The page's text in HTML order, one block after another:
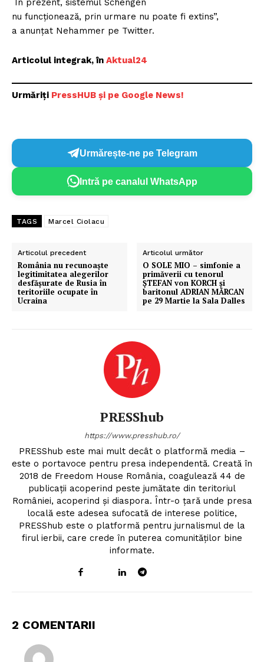
În prezent, sistemul Schengen
nu funcționează, prin urmare nu poate fi extins”,
a anunțat Nehammer pe Twitter.
Articolul integrak, în Aktual24
Urmăriți PressHUB și pe Google News!
Urmărește-ne pe Telegram
Intră pe canalul WhatsApp
TAGS Marcel Ciolacu
Articolul precedent
România nu recunoaște
legitimitatea alegerilor
desfășurate de Rusia în
teritoriile ocupate în
Ucraina
Articolul următor
O SOLE MIO – simfonie a
primăverii cu tenorul
ŞTEFAN von KORCH şi
baritonul ADRIAN MĂRCAN
pe 29 Martie la Sala Dalles
PRESShub
https://www.presshub.ro/
PRESShub este mai mult decât o platformă media –
este o portavoce pentru presa independentă. Creată în
2018 de Freedom House România, coagulează 44 de
publicații acoperind peste jumătate din teritoriul
României, acoperind și diaspora. Într-o țară unde presa
locală este adesea sufocată de interese politice,
PRESShub este o platformă pentru jurnalismul de la
firul ierbii, care crede în puterea comunităților bine
informate.
2 COMENTARII